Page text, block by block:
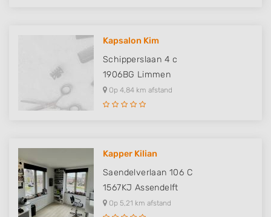
Kapsalon Kim
Schipperslaan 4 c
1906BG Limmen
Op 4,84 km afstand
Kapper Kilian
Saendelverlaan 106 C
1567KJ Assendelft
Op 5,21 km afstand